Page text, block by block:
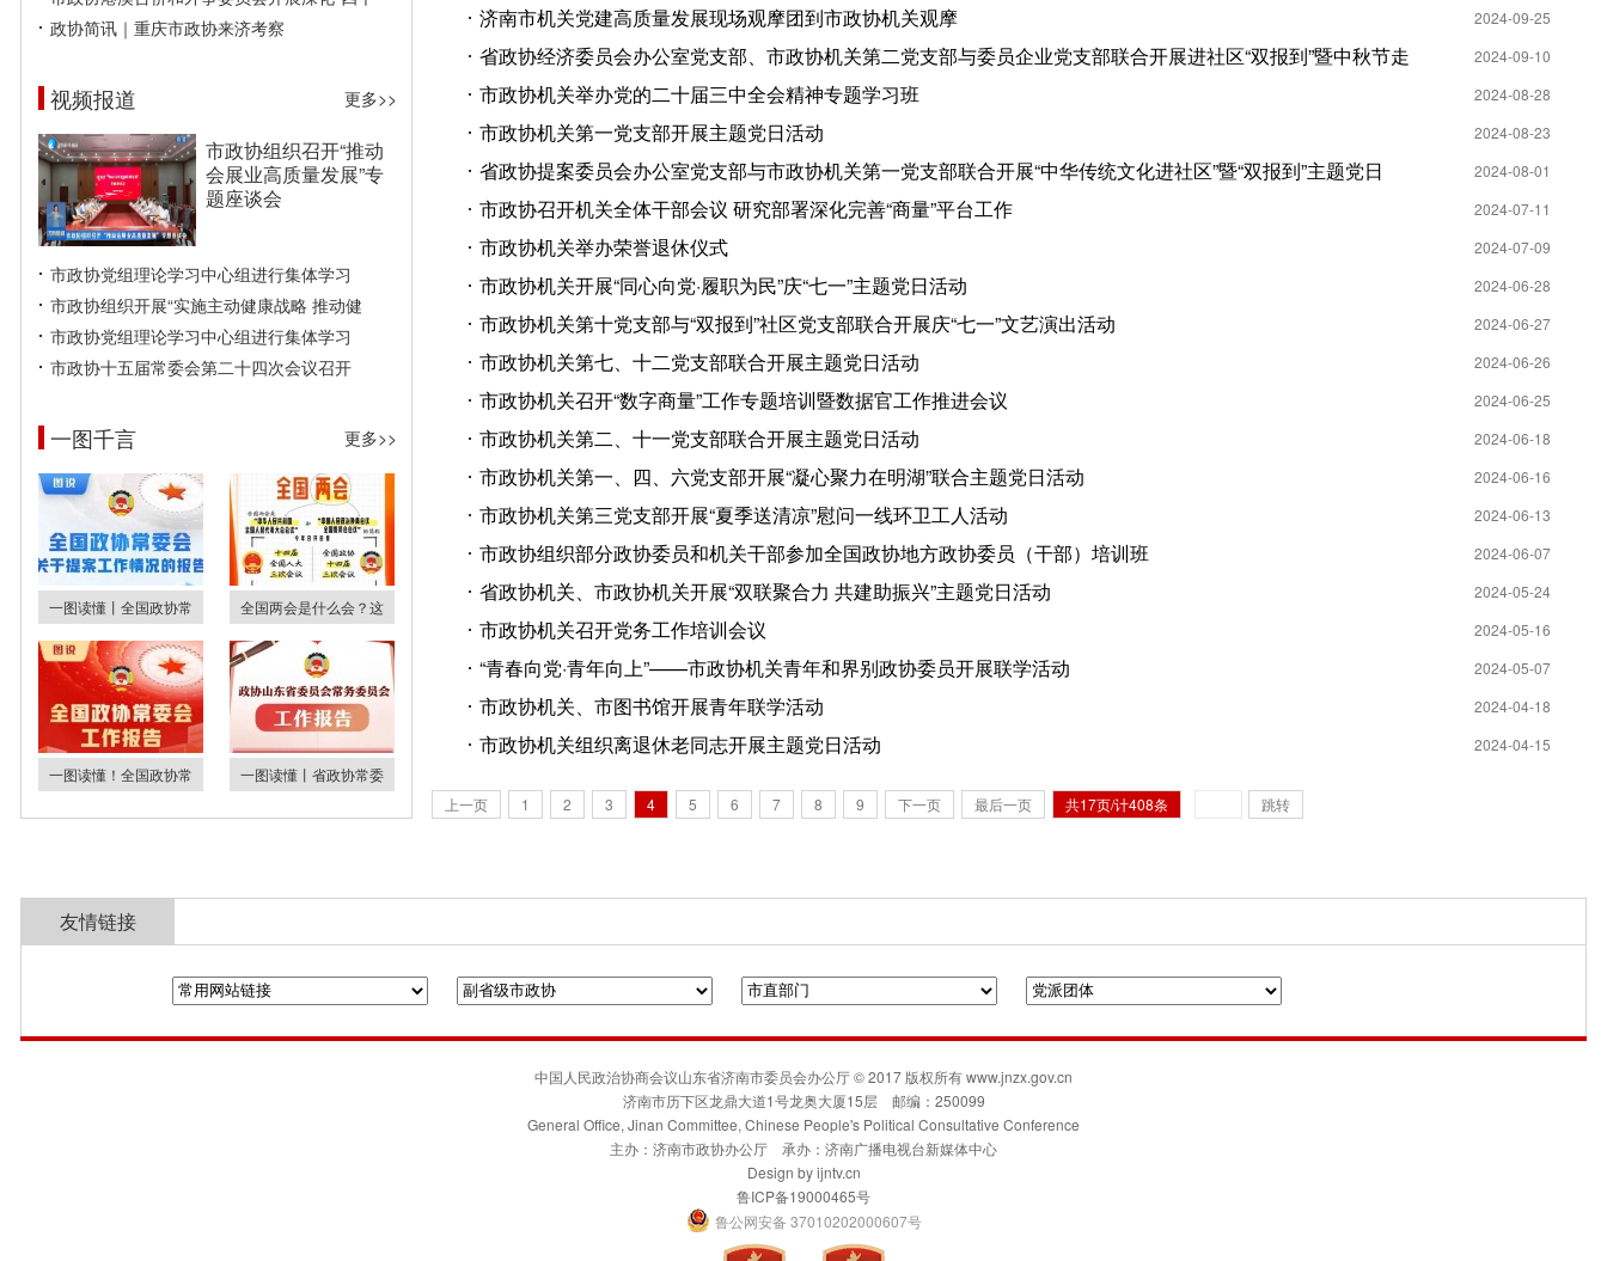
政协简讯｜重庆市政协来济考察
视频报道 更多>>
市政协组织召开“推动
会展业高质量发展”专
题座谈会
市政协党组理论学习中心组进行集体学习
市政协组织开展“实施主动健康战略 推动健
市政协党组理论学习中心组进行集体学习
市政协十五届常委会第二十四次会议召开
一图千言 更多>>
一图读懂丨全国政协常 全国两会是什么会？这
一图读懂！全国政协常 一图读懂丨省政协常委
济南市机关党建高质量发展现场观摩团到市政协机关观摩 2024-09-25
省政协经济委员会办公室党支部、市政协机关第二党支部与委员企业党支部联合开展进社区“双报到”暨中秋节走 2024-09-10
市政协机关举办党的二十届三中全会精神专题学习班 2024-08-28
市政协机关第一党支部开展主题党日活动 2024-08-23
省政协提案委员会办公室党支部与市政协机关第一党支部联合开展“中华传统文化进社区”暨“双报到”主题党日 2024-08-01
市政协召开机关全体干部会议 研究部署深化完善“商量”平台工作 2024-07-11
市政协机关举办荣誉退休仪式 2024-07-09
市政协机关开展“同心向党·履职为民”庆“七一”主题党日活动 2024-06-28
市政协机关第十党支部与“双报到”社区党支部联合开展庆“七一”文艺演出活动 2024-06-27
市政协机关第七、十二党支部联合开展主题党日活动 2024-06-26
市政协机关召开“数字商量”工作专题培训暨数据官工作推进会议 2024-06-25
市政协机关第二、十一党支部联合开展主题党日活动 2024-06-18
市政协机关第一、四、六党支部开展“凝心聚力在明湖”联合主题党日活动 2024-06-16
市政协机关第三党支部开展“夏季送清凉”慰问一线环卫工人活动 2024-06-13
市政协组织部分政协委员和机关干部参加全国政协地方政协委员（干部）培训班 2024-06-07
省政协机关、市政协机关开展“双联聚合力 共建助振兴”主题党日活动 2024-05-24
市政协机关召开党务工作培训会议 2024-05-16
“青春向党·青年向上”——市政协机关青年和界别政协委员开展联学活动 2024-05-07
市政协机关、市图书馆开展青年联学活动 2024-04-18
市政协机关组织离退休老同志开展主题党日活动 2024-04-15
上一页 1 2 3 4 5 6 7 8 9 下一页 最后一页 共17页/计408条 跳转
友情链接
中国人民政治协商会议山东省济南市委员会办公厅 © 2017 版权所有 www.jnzx.gov.cn
济南市历下区龙鼎大道1号龙奥大厦15层 邮编：250099
General Office, Jinan Committee, Chinese People's Political Consultative Conference
主办：济南市政协办公厅 承办：济南广播电视台新媒体中心
Design byijntv.cn
鲁ICP备19000465号
鲁公网安备 37010202000607号